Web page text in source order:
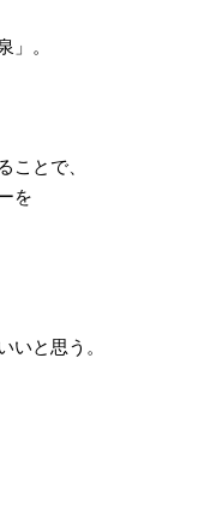
」。
ことで、
を
いと思う。